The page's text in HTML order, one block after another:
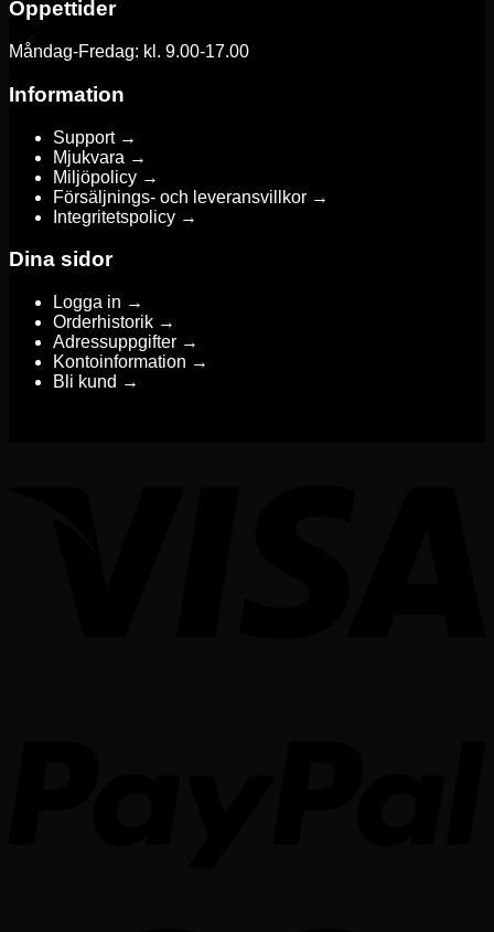
Öppettider
Måndag-Fredag: kl. 9.00-17.00
Information
Support →
Mjukvara →
Miljöpolicy →
Försäljnings- och leveransvillkor →
Integritetspolicy →
Dina sidor
Logga in →
Orderhistorik →
Adressuppgifter →
Kontoinformation →
Bli kund →